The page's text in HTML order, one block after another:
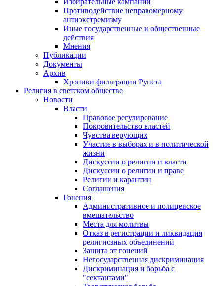
Избирательные кампании
Противодействие неправомерному
антиэкстремизму
Иные государственные и общественные
действия
Мнения
Публикации
Документы
Архив
Хроники фильтрации Рунета
Религия в светском обществе
Новости
Власти
Правовое регулирование
Покровительство властей
Чувства верующих
Участие в выборах и в политической
жизни
Дискуссии о религии и власти
Дискуссии о религии и праве
Религии и карантин
Соглашения
Гонения
Административное и полицейское
вмешательство
Места для молитвы
Отказ в регистрации и ликвидация
религиозных объединений
Защита от гонений
Негосударственная дискриминация
Дискриминация и борьба с
"сектантами"